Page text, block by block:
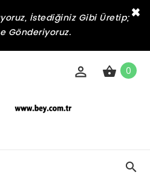
×
İstediğiniz Gibi Üretip;
Gönderiyoruz.
0